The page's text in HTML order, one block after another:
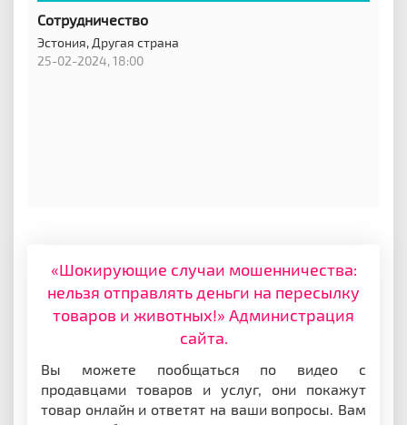
Сотрудничество
Эстония, Другая страна
25-02-2024, 18:00
«Шокирующие случаи мошенничества:
нельзя отправлять деньги на пересылку
товаров и животных!» Администрация
сайта.
Вы можете пообщаться по видео с
продавцами товаров и услуг, они покажут
товар онлайн и ответят на ваши вопросы. Вам